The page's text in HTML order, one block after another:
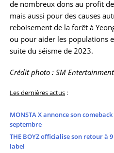
de nombreux dons au profit
mais aussi pour des causes
reboisement de la forêt à
ou pour aider les populations
suite du séisme de 2023.
Crédit photo : SM Entertainment
Les dernières actus :
MONSTA X annonce son comeback
septembre
THE BOYZ officialise son retour à
label